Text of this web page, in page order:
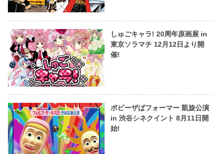
しゅごキャラ! 20周年原画展 in
東京ソラマチ 12月12日より開
催!
ポピーザぱフォーマー 凱旋公演
in 渋谷シネクイント 8月11日開
始!